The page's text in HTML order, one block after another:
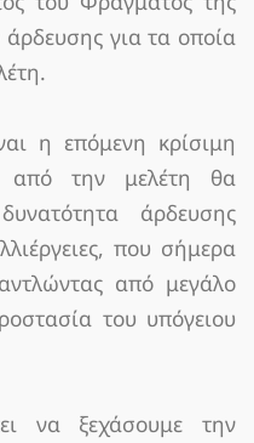
για τα οποία
η επόμενη κρίσιμη
την μελέτη θα
άρδευσης
που σήμερα
από μεγάλο
του υπόγειου
να ξεχάσουμε την